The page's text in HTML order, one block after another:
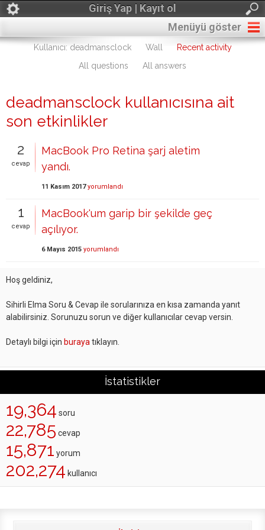
Giriş Yap | Kayıt ol
Menüyü göster
Kullanıcı: deadmansclock Wall
Recent activity
All questions
All answers
deadmansclock kullanıcısına ait
son etkinlikler
2
cevap
MacBook Pro Retina şarj aletim
yandı.
11 Kasım 2017 yorumlandı
1
cevap
MacBook'um garip bir şekilde geç
açılıyor.
6 Mayıs 2015 yorumlandı
Hoş geldiniz,
Sihirli Elma Soru & Cevap ile sorularınıza en kısa zamanda yanıt
alabilirsiniz. Sorunuzu sorun ve diğer kullanıcılar cevap versin.
Detaylı bilgi için buraya tıklayın.
İstatistikler
19,364 soru
22,785 cevap
15,871 yorum
202,274 kullanıcı